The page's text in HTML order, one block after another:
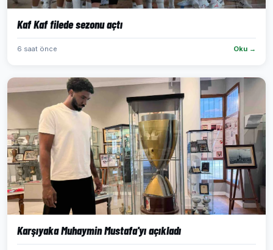
Kaf Kaf filede sezonu açtı
6 saat önce Oku →
Karşıyaka Muhaymin Mustafa'yı açıkladı